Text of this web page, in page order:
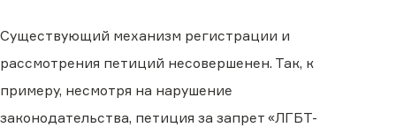
Существующий механизм регистрации и
рассмотрения петиций несовершенен. Так, к
примеру, несмотря на нарушение
законодательства, петиция за запрет «ЛГБТ-